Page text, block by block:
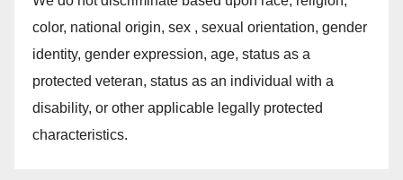
color, national origin, sex , sexual orientation, gender
identity, gender expression, age, status as a
protected veteran, status as an individual with a
disability, or other applicable legally protected
characteristics.